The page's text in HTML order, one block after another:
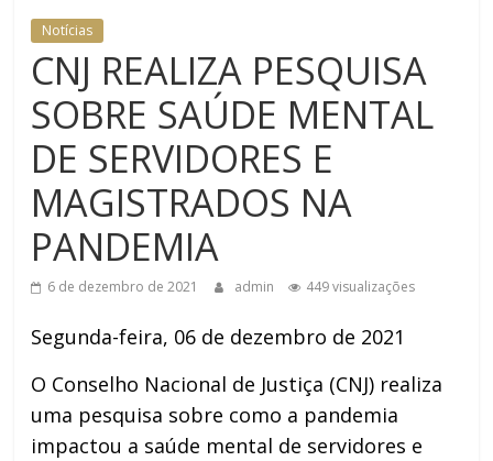
Notícias
CNJ REALIZA PESQUISA
SOBRE SAÚDE MENTAL
DE SERVIDORES E
MAGISTRADOS NA
PANDEMIA
6 de dezembro de 2021 admin 449 visualizações
Segunda-feira, 06 de dezembro de 2021
O Conselho Nacional de Justiça (CNJ) realiza
uma pesquisa sobre como a pandemia
impactou a saúde mental de servidores e